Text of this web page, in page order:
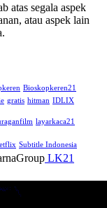
atas segala aspek
atau aspek lain
Bioskopkeren21
gratis hitman IDLIX
layarkaca21
Subtitle Indonesia
LK21